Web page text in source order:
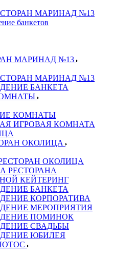
МАРИНАД №13
банкетов
МАРИНАД №13
МАРИНАД №13
БАНКЕТА
КОМНАТЫ
ИГРОВАЯ КОМНАТА
ОКОЛИЦА
ОКОЛИЦА
РЕСТОРАНА
КЕЙТЕРИНГ
БАНКЕТА
КОРПОРАТИВА
МЕРОПРИЯТИЯ
ПОМИНОК
СВАДЬБЫ
ЮБИЛЕЯ